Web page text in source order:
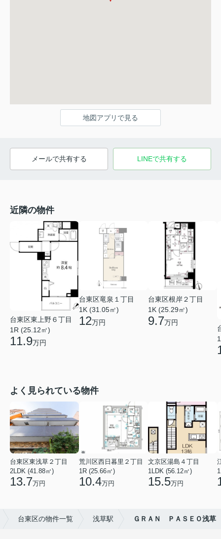
地図アプリで見る
メールで共有する LINEで共有する
近隣の物件
台東区東上野６丁目
1R (25.12㎡)
11.9万円
台東区竜泉１丁目
1K (31.05㎡)
12万円
台東区根岸２丁目
1K (25.29㎡)
9.7万円
よく見られている物件
台東区東浅草２丁目
2LDK (41.88㎡)
13.7万円
荒川区西日暮里２丁目
1R (25.66㎡)
10.4万円
文京区湯島４丁目
1LDK (56.12㎡)
15.5万円
台東区の物件一覧 浅草駅 ＧＲＡＮ ＰＡＳＥＯ浅草